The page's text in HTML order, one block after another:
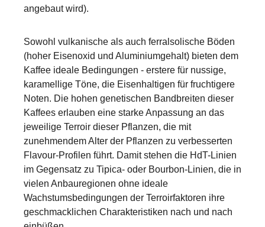
angebaut wird).
Sowohl vulkanische als auch ferralsolische Böden
(hoher Eisenoxid und Aluminiumgehalt) bieten dem
Kaffee ideale Bedingungen - erstere für nussige,
karamellige Töne, die Eisenhaltigen für fruchtigere
Noten. Die hohen genetischen Bandbreiten dieser
Kaffees erlauben eine starke Anpassung an das
jeweilige Terroir dieser Pflanzen, die mit
zunehmendem Alter der Pflanzen zu verbesserten
Flavour-Profilen führt. Damit stehen die HdT-Linien
im Gegensatz zu Tipica- oder Bourbon-Linien, die in
vielen Anbauregionen ohne ideale
Wachstumsbedingungen der Terroirfaktoren ihre
geschmacklichen Charakteristiken nach und nach